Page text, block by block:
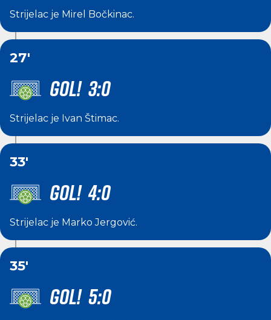
Strijelac je Mirel Bočkinac.
27'
GOL! 3:0
Strijelac je Ivan Štimac.
33'
GOL! 4:0
Strijelac je Marko Jergović.
35'
GOL! 5:0